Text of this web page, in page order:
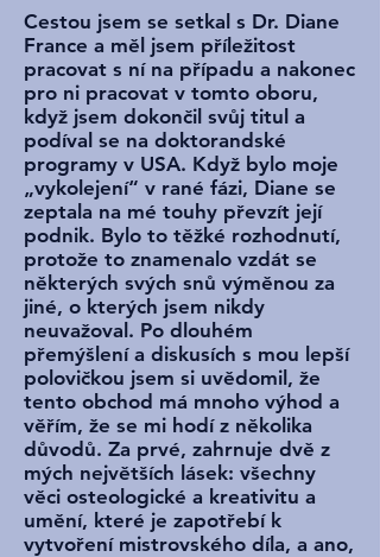
Cestou jsem se setkal s Dr. Diane
France a měl jsem příležitost
pracovat s ní na případu a nakonec
pro ni pracovat v tomto oboru,
když jsem dokončil svůj titul a
podíval se na doktorandské
programy v USA. Když bylo moje
„vykolejení“ v rané fázi, Diane se
zeptala na mé touhy převzít její
podnik. Bylo to těžké rozhodnutí,
protože to znamenalo vzdát se
některých svých snů výměnou za
jiné, o kterých jsem nikdy
neuvažoval. Po dlouhém
přemýšlení a diskusích s mou lepší
polovičkou jsem si uvědomil, že
tento obchod má mnoho výhod a
věřím, že se mi hodí z několika
důvodů. Za prvé, zahrnuje dvě z
mých největších lásek: všechny
věci osteologické a kreativitu a
umění, které je zapotřebí k
vytvoření mistrovského díla, a ano,